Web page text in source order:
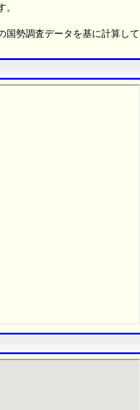
。
国勢調査データを基に計算して